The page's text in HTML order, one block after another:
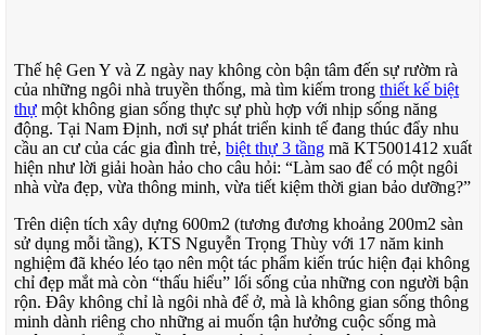
Thế hệ Gen Y và Z ngày nay không còn bận tâm đến sự rườm rà
của những ngôi nhà truyền thống, mà tìm kiếm trong thiết kế biệt
thự một không gian sống thực sự phù hợp với nhịp sống năng
động. Tại Nam Định, nơi sự phát triển kinh tế đang thúc đẩy nhu
cầu an cư của các gia đình trẻ, biệt thự 3 tầng mã KT5001412 xuất
hiện như lời giải hoàn hảo cho câu hỏi: “Làm sao để có một ngôi
nhà vừa đẹp, vừa thông minh, vừa tiết kiệm thời gian bảo dưỡng?”
Trên diện tích xây dựng 600m2 (tương đương khoảng 200m2 sàn
sử dụng mỗi tầng), KTS Nguyễn Trọng Thùy với 17 năm kinh
nghiệm đã khéo léo tạo nên một tác phẩm kiến trúc hiện đại không
chỉ đẹp mắt mà còn “thấu hiểu” lối sống của những con người bận
rộn. Đây không chỉ là ngôi nhà để ở, mà là không gian sống thông
minh dành riêng cho những ai muốn tận hưởng cuộc sống mà